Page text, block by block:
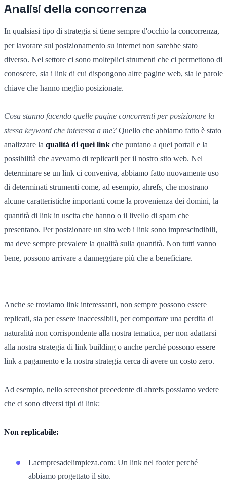
Analisi della concorrenza
In qualsiasi tipo di strategia si tiene sempre d'occhio la concorrenza,
per lavorare sul posizionamento su internet non sarebbe stato
diverso. Nel settore ci sono molteplici strumenti che ci permettono di
conoscere, sia i link di cui dispongono altre pagine web, sia le parole
chiave che hanno meglio posizionate.
Cosa stanno facendo quelle pagine concorrenti per posizionare la
stessa keyword che interessa a me? Quello che abbiamo fatto è stato
analizzare la qualità di quei link che puntano a quei portali e la
possibilità che avevamo di replicarli per il nostro sito web. Nel
determinare se un link ci conveniva, abbiamo fatto nuovamente uso
di determinati strumenti come, ad esempio, ahrefs, che mostrano
alcune caratteristiche importanti come la provenienza dei domini, la
quantità di link in uscita che hanno o il livello di spam che
presentano. Per posizionare un sito web i link sono imprescindibili,
ma deve sempre prevalere la qualità sulla quantità. Non tutti vanno
bene, possono arrivare a danneggiare più che a beneficiare.
Anche se troviamo link interessanti, non sempre possono essere
replicati, sia per essere inaccessibili, per comportare una perdita di
naturalità non corrispondente alla nostra tematica, per non adattarsi
alla nostra strategia di link building o anche perché possono essere
link a pagamento e la nostra strategia cerca di avere un costo zero.
Ad esempio, nello screenshot precedente di ahrefs possiamo vedere
che ci sono diversi tipi di link:
Non replicabile:
Laempresadelimpieza.com: Un link nel footer perché
abbiamo progettato il sito.